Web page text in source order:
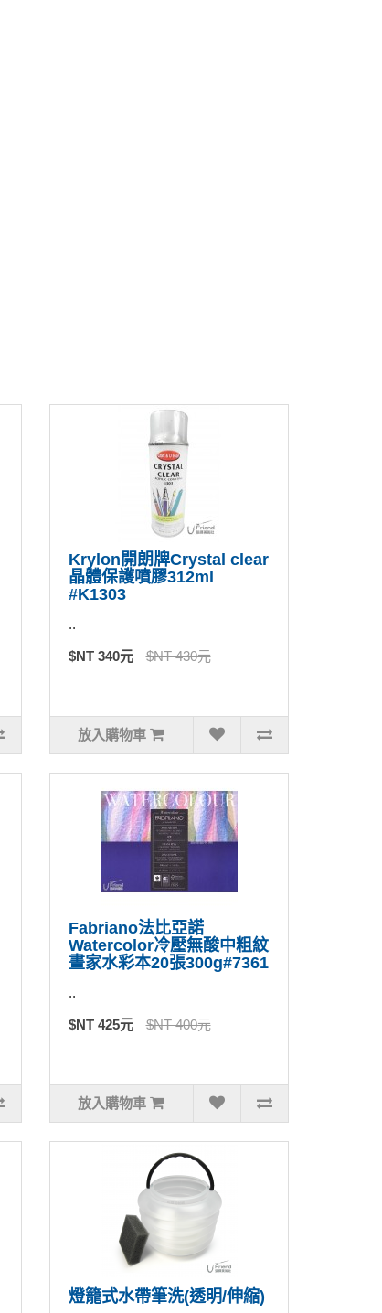
Krylon開朗牌Crystal clear
晶體保護噴膠312ml
#K1303
..
$NT 340元 $NT 430元
放入購物車
Fabriano法比亞諾
Watercolor冷壓無酸中粗紋
畫家水彩本20張300g#7361
..
$NT 425元 $NT 400元
放入購物車
燈籠式水帶筆洗(透明/伸縮)